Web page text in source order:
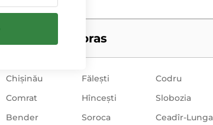
Livrare prin oras
Chișinău Făleşti Codru
Comrat
Hînceşti Slobozia
Bender
Soroca Ceadîr-Lunga